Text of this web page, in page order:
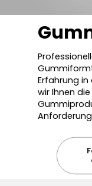
Erfahrung
wir Ihnen